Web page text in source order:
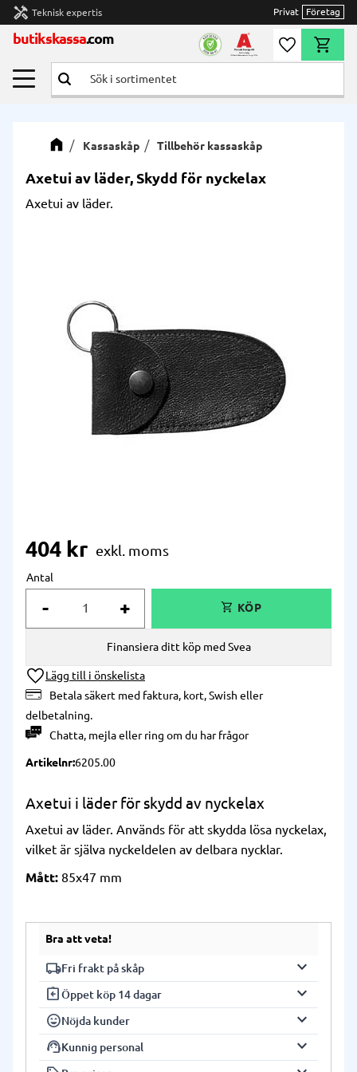
Meny
handyman Teknisk expertis Privat Företag
butikskassa.com Önskelista
Kassaskåp Tillbehör kassaskåp
Axetui av läder, Skydd för nyckelax
Axetui av läder.
404 kr
Antal
+
-
Lägg till i önskelista
Betala säkert med faktura, kort, Swish eller
delbetalning.
Chatta, mejlaellerring om du har frågor
Finansiera ditt köp med Svea
Artikelnr 6205.00
Axetui i läder för skydd av nyckelax
Axetui av läder. Används för att skydda lösa nyckelax,
vilket är själva nyckeldelen av delbara nycklar.
Mått: 85x47 mm
Bra att veta!
local_shippingFri frakt på skåp keyboard_arrow_down
Vi har fri frakt på alla våra skåp. Frakten
gäller fram till gatuadress (ej inbärning).
Leveranstiden på våra skåp är normalt 2-4
vardagar beroende på skåpmodell, ort
assignment_returnÖppet köp 14 dagar keyboard_arrow_down
Du har 14 dagars öppet köp på alla våra
produkter. Produkterna ska vara i
originalförpackning och i nyskick för att
sentiment_very_satisfiedNöjda kunder keyboard_arrow_down
Vi är stolta över våra nöjda kunder och
arbetar ständigt för att förbättra vår
support_agentKunnig personal keyboard_arrow_down